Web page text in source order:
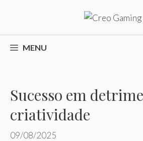
o
conteúdoMENU
Sucesso em
criatividade
09/08/2025